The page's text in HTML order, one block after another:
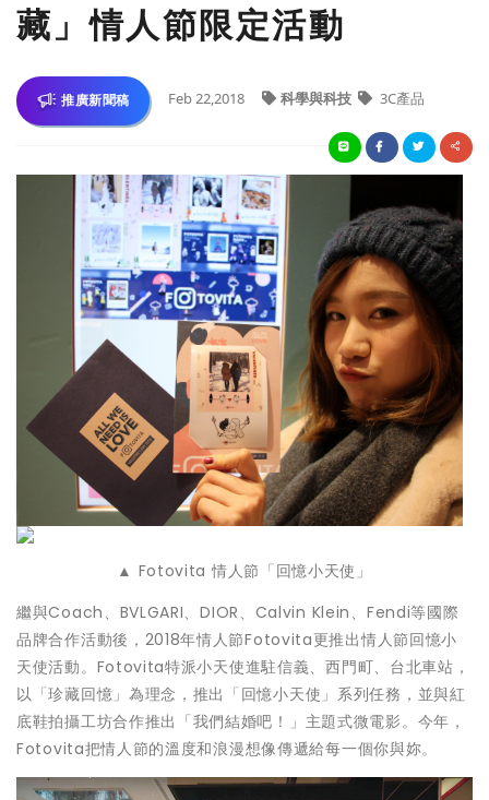
藏」情人節限定活動
推廣新聞稿 Feb 22,2018 科學與科技 3C產品
▲ Fotovita 情人節「回憶小天使」
繼與Coach、BVLGARI、DIOR、Calvin Klein、Fendi等國際
品牌合作活動後，2018年情人節Fotovita更推出情人節回憶小
天使活動。Fotovita特派小天使進駐信義、西門町、台北車站，
以「珍藏回憶」為理念，推出「回憶小天使」系列任務，並與紅
底鞋拍攝工坊合作推出「我們結婚吧！」主題式微電影。今年，
Fotovita把情人節的溫度和浪漫想像傳遞給每一個你與妳。